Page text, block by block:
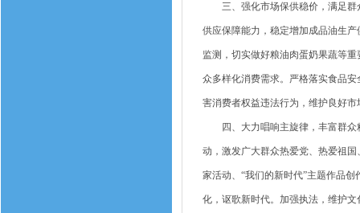
三、强化市场保供稳价，满足群
供应保障能力，稳定增加成品油生
监测，切实做好粮油肉蛋奶果蔬等
众多样化消费需求。严格落实食品
害消费者权益违法行为，维护良好市
四、大力唱响主旋律，丰富群众
动，激发广大群众热爱党、热爱祖
家活动、“我们的新时代”主题作品
化，讴歌新时代。加强执法，维护